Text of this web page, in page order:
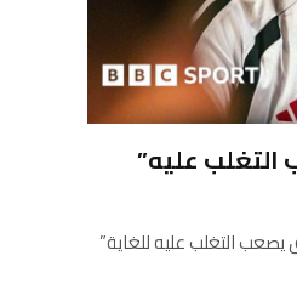
التغلب عليه”
يصعب التغلب عليه للغاية”